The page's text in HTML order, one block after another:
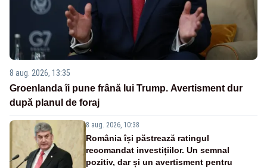
8 aug. 2026, 13:35
Groenlanda îi pune frână lui Trump. Avertisment dur
după planul de foraj
8 aug. 2026, 10:38
România își păstrează ratingul
recomandat investițiilor. Un semnal
pozitiv, dar și un avertisment pentru